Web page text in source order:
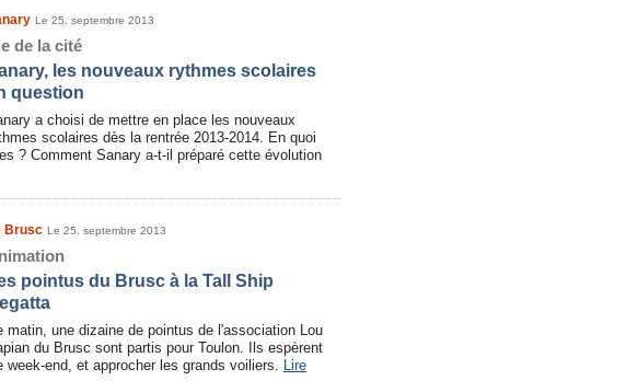
Le 25. septembre 2013
de la cité
les nouveaux rythmes scolaires
question
a choisi de mettre en place les nouveaux
scolaires dès la rentrée 2013-2014. En quoi
? Comment Sanary a-t-il préparé cette évolution
Brusc Le 25. septembre 2013
pointus du Brusc à la Tall Ship
matin, une dizaine de pointus de l'association Lou
du Brusc sont partis pour Toulon. Ils espèrent
week-end, et approcher les grands voiliers. Lire